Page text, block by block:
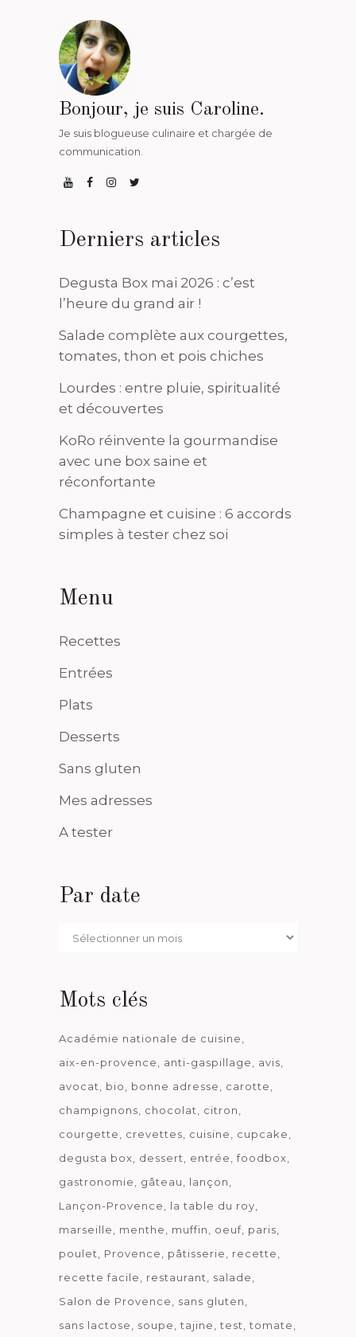
Bonjour, je suis Caroline.
Je suis blogueuse culinaire et chargée de
communication.
Derniers articles
Degusta Box mai 2026 : c’est
l’heure du grand air !
Salade complète aux courgettes,
tomates, thon et pois chiches
Lourdes : entre pluie, spiritualité
et découvertes
KoRo réinvente la gourmandise
avec une box saine et
réconfortante
Champagne et cuisine : 6 accords
simples à tester chez soi
Menu
Recettes
Entrées
Plats
Desserts
Sans gluten
Mes adresses
A tester
Par date
Par
Mots clés
Académie nationale de cuisine
aix-en-provence
anti-gaspillage
avis
avocat
bio bonne adresse
carotte
champignons
chocolat
citron
courgette
crevettes cuisine
cupcake
degusta box
dessert entrée
foodbox
gastronomie
gâteau
lançon
Lançon-Provence
la table du roy
marseille
menthe muffin oeuf paris
poulet
Provence pâtisserie
recette
recette facile
restaurant
salade
Salon de Provence
sans gluten
sans lactose
soupe tajine test tomate